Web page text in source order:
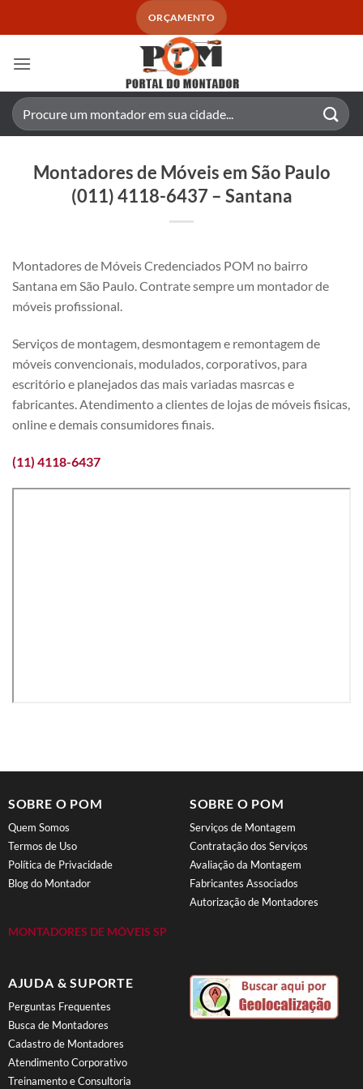
ORÇAMENTO
Pesquisar
por:
Montadores de Móveis em São Paulo
(011) 4118-6437 – Santana
Montadores de Móveis Credenciados POM no bairro
Santana em São Paulo. Contrate sempre um montador de
móveis profissional.
Serviços de montagem, desmontagem e remontagem de
móveis convencionais, modulados, corporativos, para
escritório e planejados das mais variadas masrcas e
fabricantes. Atendimento a clientes de lojas de móveis fisicas,
online e demais consumidores finais.
(11) 4118-6437
SOBRE O POM
Quem Somos
Termos de Uso
Política de Privacidade
Blog do Montador
MONTADORES DE MÓVEIS SP
SOBRE O POM
Serviços de Montagem
Contratação dos Serviços
Avaliação da Montagem
Fabricantes Associados
Autorização de Montadores
AJUDA & SUPORTE
Perguntas Frequentes
Busca de Montadores
Cadastro de Montadores
Atendimento Corporativo
Treinamento e Consultoria